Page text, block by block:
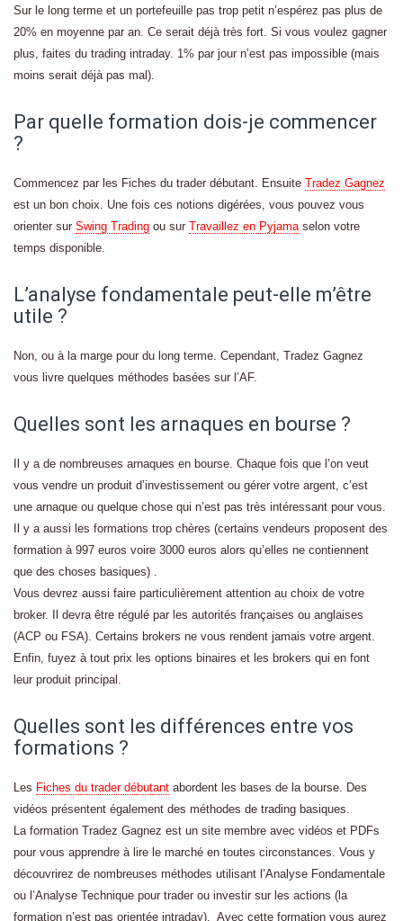
Sur le long terme et un portefeuille pas trop petit n’espérez pas plus de
20% en moyenne par an. Ce serait déjà très fort. Si vous voulez gagner
plus, faites du trading intraday. 1% par jour n’est pas impossible (mais
moins serait déjà pas mal).
Par quelle formation dois-je commencer
?
Commencez par les Fiches du trader débutant. Ensuite Tradez Gagnez
est un bon choix. Une fois ces notions digérées, vous pouvez vous
orienter sur Swing Trading ou sur Travaillez en Pyjamaselon votre
temps disponible.
L’analyse fondamentale peut-elle m’être
utile ?
Non, ou à la marge pour du long terme. Cependant, Tradez Gagnez
vous livre quelques méthodes basées sur l’AF.
Quelles sont les arnaques en bourse ?
Il y a de nombreuses arnaques en bourse. Chaque fois que l’on veut
vous vendre un produit d’investissement ou gérer votre argent, c’est
une arnaque ou quelque chose qui n’est pas très intéressant pour vous.
Il y a aussi les formations trop chères (certains vendeurs proposent des
formation à 997 euros voire 3000 euros alors qu’elles ne contiennent
que des choses basiques) .
Vous devrez aussi faire particulièrement attention au choix de votre
broker. Il devra être régulé par les autorités françaises ou anglaises
(ACP ou FSA). Certains brokers ne vous rendent jamais votre argent.
Enfin, fuyez à tout prix les options binaires et les brokers qui en font
leur produit principal.
Quelles sont les différences entre vos
formations ?
Les Fiches du trader débutant abordent les bases de la bourse. Des
vidéos présentent également des méthodes de trading basiques.
La formation Tradez Gagnez est un site membre avec vidéos et PDFs
pour vous apprendre à lire le marché en toutes circonstances. Vous y
découvrirez de nombreuses méthodes utilisant l’Analyse Fondamentale
ou l’Analyse Technique pour trader ou investir sur les actions (la
formation n’est pas orientée intraday). Avec cette formation vous aurez